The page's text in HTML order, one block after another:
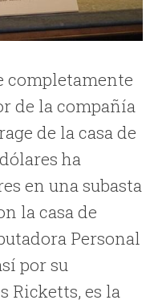
completamente
de la compañía
de la casa de
ha
en una subasta
la casa de
Personal
por su
Ricketts, es la